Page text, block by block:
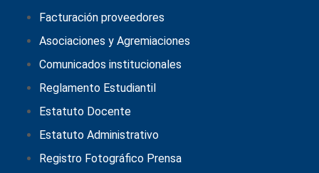
Facturación proveedores
Asociaciones y Agremiaciones
Comunicados institucionales
Reglamento Estudiantil
Estatuto Docente
Estatuto Administrativo
Registro Fotográfico Prensa